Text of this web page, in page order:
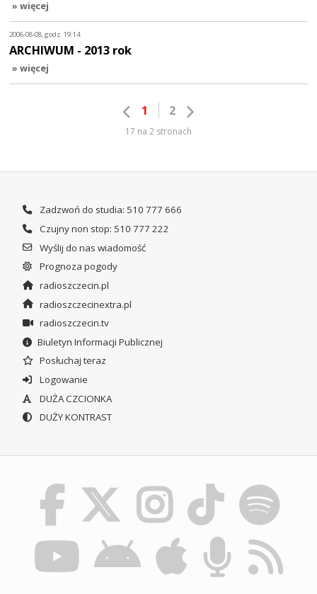
» więcej
2006-08-08, godz. 19:14
ARCHIWUM - 2013 rok
» więcej
1 2
17 na 2 stronach
Zadzwoń do studia: 510 777 666
Czujny non stop: 510 777 222
Wyślij do nas wiadomość
Prognoza pogody
radioszczecin.pl
radioszczecinextra.pl
radioszczecin.tv
Biuletyn Informacji Publicznej
Posłuchaj teraz
Logowanie
DUŻA CZCIONKA
DUŻY KONTRAST